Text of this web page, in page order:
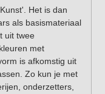
Het is dan
als basismateriaal
uit twee
met
is afkomstig uit
Zo kun je met
onderzetters,